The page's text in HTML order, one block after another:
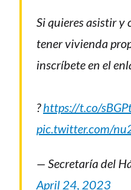
Si quieres asistir y
tener vivienda
inscríbete en el
?https://t.co/
pic.twitter.com/
— Secretaría del
April 24, 2023